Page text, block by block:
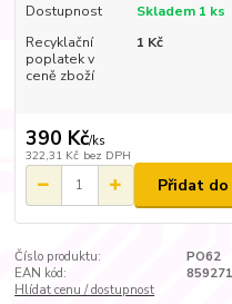
Dostupnost
Skladem 1 ks
Recyklační
poplatek v
ceně zboží
1 Kč
390 Kč/ks
322,31 Kč bez DPH
Přidat do
Číslo produktu:
PO62
EAN kód:
Hlídat cenu / dostupnost